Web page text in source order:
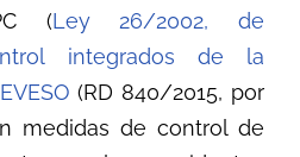
(Ley 26/2002, de
integrados de la
(RD 840/2015, por
medidas de control de